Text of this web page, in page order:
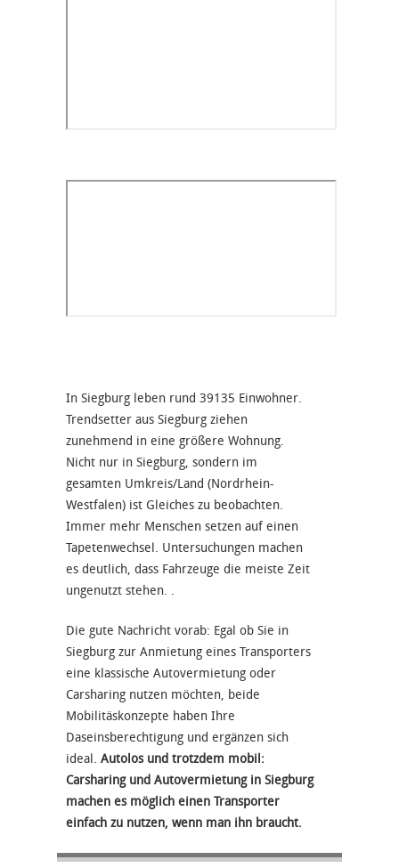
In Siegburg leben rund 39135 Einwohner.
Trendsetter aus Siegburg ziehen
zunehmend in eine größere Wohnung.
Nicht nur in Siegburg, sondern im
gesamten Umkreis/Land (Nordrhein-
Westfalen) ist Gleiches zu beobachten.
Immer mehr Menschen setzen auf einen
Tapetenwechsel. Untersuchungen machen
es deutlich, dass Fahrzeuge die meiste Zeit
ungenutzt stehen. .
Die gute Nachricht vorab: Egal ob Sie in
Siegburg zur Anmietung eines Transporters
eine klassische Autovermietung oder
Carsharing nutzen möchten, beide
Mobilitäskonzepte haben Ihre
Daseinsberechtigung und ergänzen sich
ideal. Autolos und trotzdem mobil:
Carsharing und Autovermietung in Siegburg
machen es möglich einen Transporter
einfach zu nutzen, wenn man ihn braucht.